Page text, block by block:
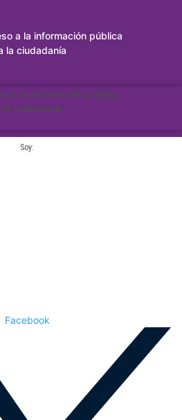
a la información pública
la ciudadanía
a la información pública
ciudadanía
Soy:
Facebook